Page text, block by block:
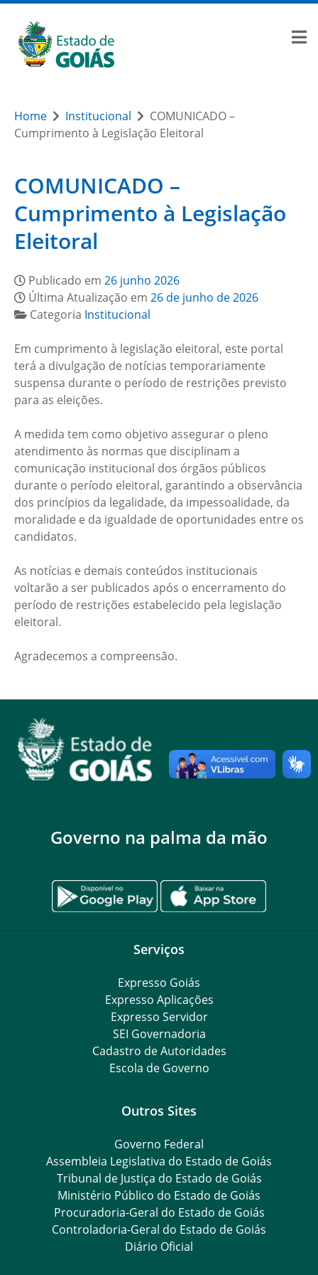
Home Institucional
COMUNICADO –
Cumprimento à Legislação Eleitoral
COMUNICADO –
Cumprimento à Legislação
Eleitoral
Publicado em 26 junho 2026
Última Atualização em 26 de junho de 2026
Categoria Institucional
Em cumprimento à legislação eleitoral, este portal
terá a divulgação de notícias temporariamente
suspensa durante o período de restrições previsto
para as eleições.
A medida tem como objetivo assegurar o pleno
atendimento às normas que disciplinam a
comunicação institucional dos órgãos públicos
durante o período eleitoral, garantindo a observância
dos princípios da legalidade, da impessoalidade, da
moralidade e da igualdade de oportunidades entre os
candidatos.
As notícias e demais conteúdos institucionais
voltarão a ser publicados após o encerramento do
período de restrições estabelecido pela legislação
eleitoral.
Agradecemos a compreensão.
Governo na palma da mão
Serviços
Expresso Goiás
Expresso Aplicações
Expresso Servidor
SEI Governadoria
Cadastro de Autoridades
Escola de Governo
Outros Sites
Governo Federal
Assembleia Legislativa do Estado de Goiás
Tribunal de Justiça do Estado de Goiás
Ministério Público do Estado de Goiás
Procuradoria-Geral do Estado de Goiás
Controladoria-Geral do Estado de Goiás
Diário Oficial